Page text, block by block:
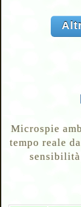
Microspie
tempo reale